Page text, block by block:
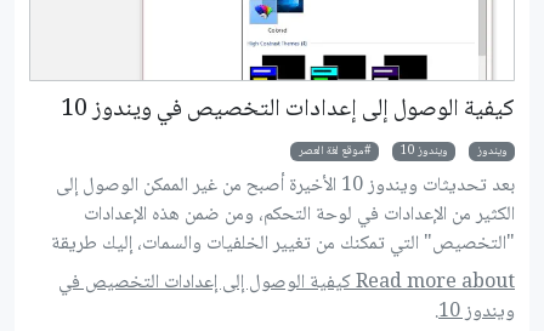
كيفية الوصول إلى إعدادات التخصيص في ويندوز 10
ويندوز ويندوز 10 موقع لغة العصر
بعد تحديثات ويندوز 10 الأخيرة أصبح من غير الممكن الوصول إلى
الكثير من الإعدادات في لوحة التحكم، ومن ضمن هذه الإعدادات
"التخصيص" التي تمكنك من تغيير الخلفيات والسمات، إليك طريقة
استخدامها بعد التحديث.Read more about كيفية الوصول إلى إعدادات التخصيص في
ويندوز 10.